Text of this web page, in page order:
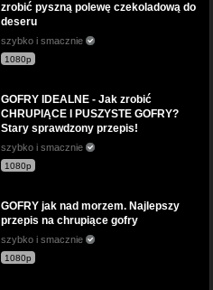
zrobić pyszną polewę czekoladową do
deseru
szybko i smacznie
1080p
GOFRY IDEALNE - Jak zrobić
CHRUPIĄCE I PUSZYSTE GOFRY?
Stary sprawdzony przepis!
szybko i smacznie
1080p
GOFRY jak nad morzem. Najlepszy
przepis na chrupiące gofry
szybko i smacznie
1080p